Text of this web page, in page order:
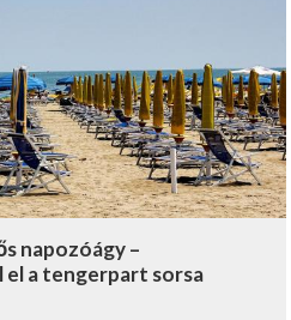
napozóágy –
el a tengerpart sorsa